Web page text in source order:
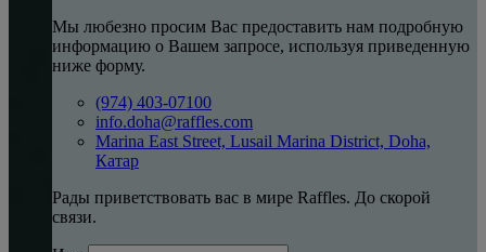
Мы любезно просим Вас предоставить нам подробную
информацию о Вашем запросе, используя приведенную
ниже форму.
(974) 403-07100
info.doha@raffles.com
Marina East Street, Lusail Marina District, Doha,
Катар
Рады приветствовать вас в мире Raffles. До скорой
связи.